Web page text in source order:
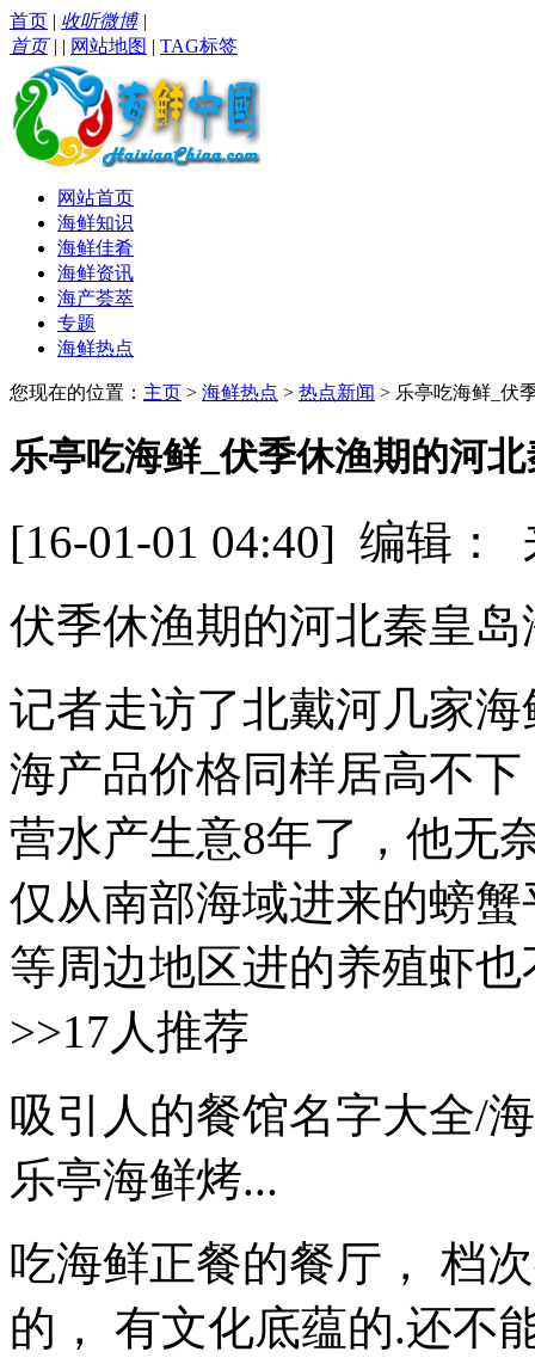
首页 | 收听微博|
首页| | 网站地图 | TAG标签
网站首页
海鲜知识
海鲜佳肴
海鲜资讯
海产荟萃
专题
海鲜热点
您现在的位置： 主页 > 海鲜热点 > 热点新闻 > 乐亭吃海鲜_伏
乐亭吃海鲜_伏季休渔期的河
[16-01-01 04:40] 编辑
伏季休渔期的河北秦皇
记者走访了北戴河几家
海产品价格同样居高不
营水产生意8年了，他无
仅从南部海域进来的螃
等周边地区进的养殖虾
>>17人推荐
吸引人的餐馆名字大全/
乐亭海鲜烤...
吃海鲜正餐的餐厅， 档
的， 有文化底蕴的.还不